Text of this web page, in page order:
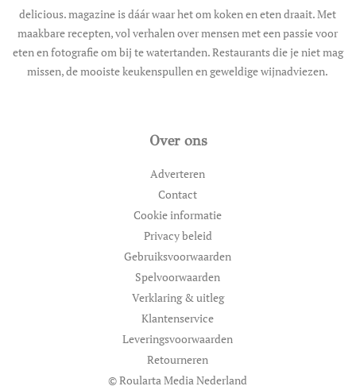
delicious. magazine is dáár waar het om koken en eten draait. Met
maakbare recepten, vol verhalen over mensen met een passie voor
eten en fotografie om bij te watertanden. Restaurants die je niet mag
missen, de mooiste keukenspullen en geweldige wijnadviezen.
Over ons
Adverteren
Contact
Cookie informatie
Privacy beleid
Gebruiksvoorwaarden
Spelvoorwaarden
Verklaring & uitleg
Klantenservice
Leveringsvoorwaarden
Retourneren
© Roularta Media Nederland